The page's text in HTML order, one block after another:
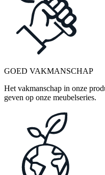
GOED VAKMANSCHAP
Het vakmanschap in onze
geven op onze meubelseries.